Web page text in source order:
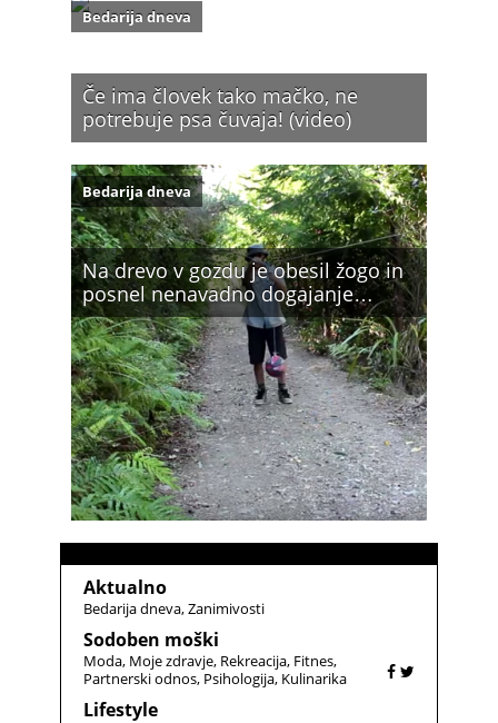
Če ima človek tako mačko, ne
potrebuje psa čuvaja! (video)
Bedarija dneva
Na drevo v gozdu je obesil žogo in
posnel nenavadno dogajanje…
Bedarija dneva
Aktualno
Bedarija dneva Zanimivosti
Sodoben moški
Moda Moje zdravje Rekreacija Fitnes
Partnerski odnos Psihologija Kulinarika
Lifestyle